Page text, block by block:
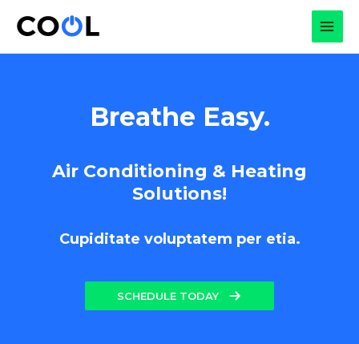
Breathe Easy.
Air Conditioning & Heating
Solutions!
Cupiditate voluptatem per etia.
SCHEDULE TODAY